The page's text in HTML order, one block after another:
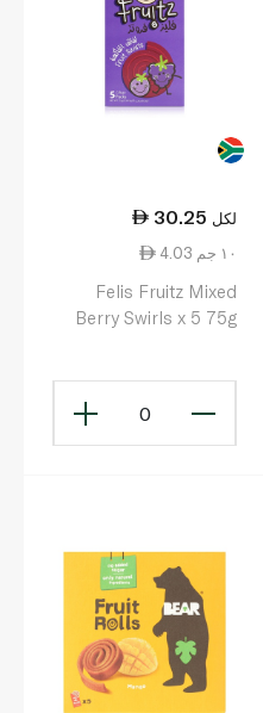
30.25 لكل
4.03 ١٠ جم
Felis Fruitz Mixed
Berry Swirls x 5 75g
0